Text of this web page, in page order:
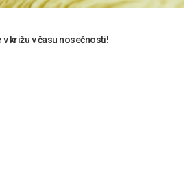
v križu v času nosečnosti!